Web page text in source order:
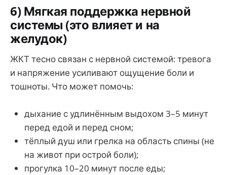
6) Мягкая поддержка нервной
системы (это влияет и на
желудок)
ЖКТ тесно связан с нервной системой: тревога
и напряжение усиливают ощущение боли и
тошноты. Что может помочь:
дыхание с удлинённым выдохом 3–5 минут
перед едой и перед сном;
тёплый душ или грелка на область спины (не
на живот при острой боли);
прогулка 10–20 минут после еды;